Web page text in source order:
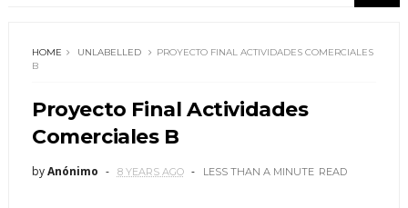
HOME UNLABELLED
PROYECTO FINAL ACTIVIDADES COMERCIALES
B
Proyecto Final Actividades
Comerciales B
byAnónimo 8 YEARS AGO LESS THAN A MINUTE READ